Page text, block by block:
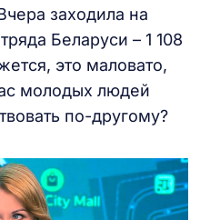
заходила на
Беларуси – 1 108
это маловато,
молодых людей
по-другому?